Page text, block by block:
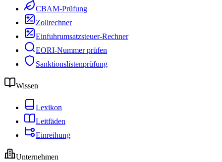
CBAM-Prüfung
Zollrechner
Einfuhrumsatzsteuer-Rechner
EORI-Nummer prüfen
Sanktionslistenprüfung
Wissen
Lexikon
Leitfäden
Einreihung
Unternehmen